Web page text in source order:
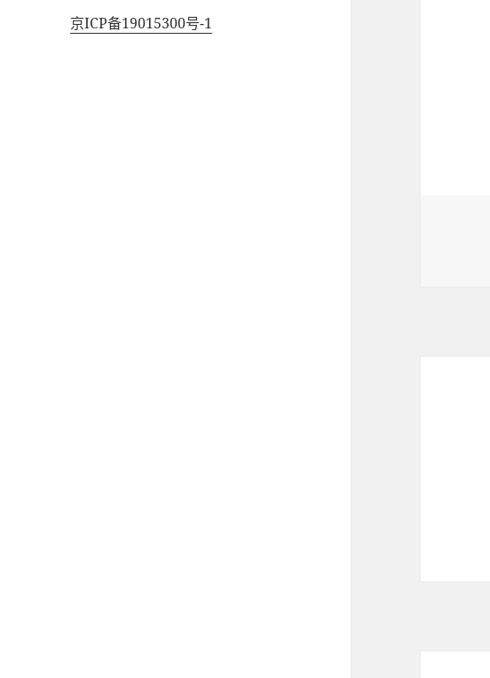
京ICP备19015300号-1